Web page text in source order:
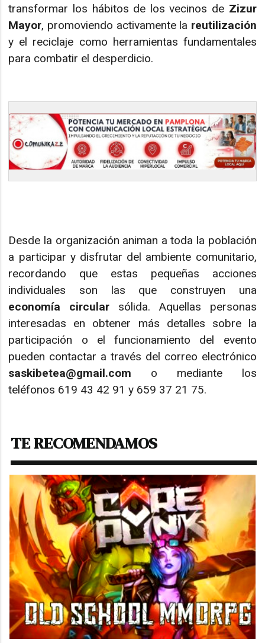
transformar los hábitos de los vecinos de Zizur
Mayor, promoviendo activamente la reutilización
y el reciclaje como herramientas fundamentales
para combatir el desperdicio.
Desde la organización animan a toda la población
a participar y disfrutar del ambiente comunitario,
recordando que estas pequeñas acciones
individuales son las que construyen una
economía circularsólida. Aquellas personas
interesadas en obtener más detalles sobre la
participación o el funcionamiento del evento
pueden contactar a través del correo electrónico
saskibetea@gmail.com o mediante los
teléfonos 619 43 42 91 y 659 37 21 75.
TE RECOMENDAMOS